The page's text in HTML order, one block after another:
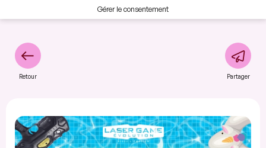
Gérer le consentement
Retour Partager